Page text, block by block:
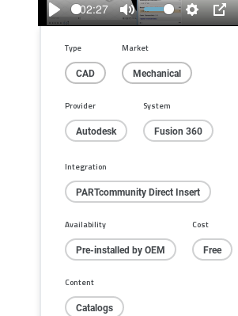
Play
02:27
Mute
Settings
PIP
Type
CAD
Market
Mechanical
Provider
Autodesk
System
Fusion 360
Integration
PARTcommunity Direct Insert
Availability
Pre-installed by OEM
Cost
Free
Content
Catalogs